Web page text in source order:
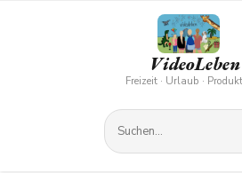
VideoLeben
Freizeit · Urlaub ·